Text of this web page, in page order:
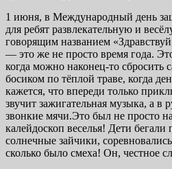
1 июня, в Международный день
для ребят развлекательную и
говорящим названием
— это же не просто время года.
когда можно наконец-то сбросить
босиком по тёплой траве, когда
кажется, что впереди только
звучит зажигательная музыка, а в
звонкие мячи.Это был не просто
калейдоскоп веселья! Дети
солнечные зайчики,
сколько было смеха! Он, честное